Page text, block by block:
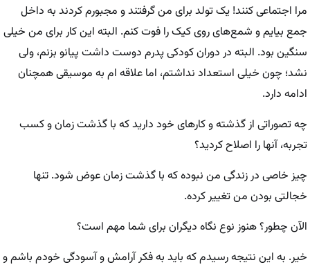
مرا اجتماعی کنند! یک تولد برای من گرفتند و مجبورم کردند به داخل
جمع بیایم و شمع‌های روی کیک را فوت کنم. البته این کار برای من خیلی
سنگین بود. البته در دوران کودکی پدرم دوست داشت پیانو بزنم، ولی
نشد؛ چون خیلی استعداد نداشتم، اما علاقه ام به موسیقی همچنان
ادامه دارد.
چه تصوراتی از گذشته و کار‌های خود دارید که با گذشت زمان و کسب
تجربه، آنها را اصلاح کردید؟
چیز خاصی در زندگی من نبوده که با گذشت زمان عوض شود. تنها
خجالتی بودن من تغییر کرده.
الآن چطور؟ هنوز نوع نگاه دیگران برای شما مهم است؟
خیر. به این نتیجه رسیدم که باید به فکر آرامش و آسودگی خودم باشم و